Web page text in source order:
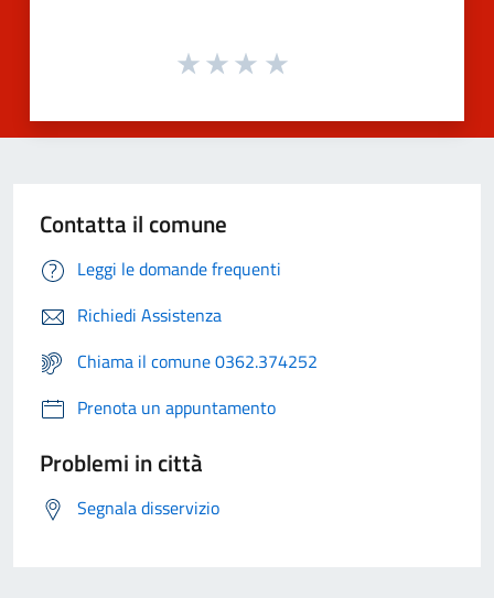
Contatta il comune
Leggi le domande frequenti
Richiedi Assistenza
Chiama il comune 0362.374252
Prenota un appuntamento
Problemi in città
Segnala disservizio